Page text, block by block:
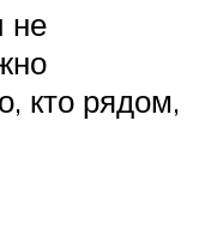
не
кто рядом,